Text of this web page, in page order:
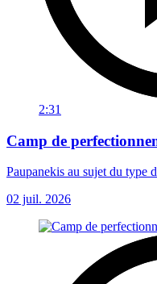
2:31
Camp de
Paupanekis au sujet du type
02 juil. 2026